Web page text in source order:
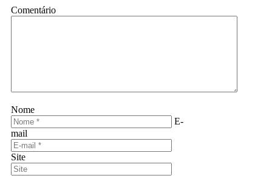
Comentário
Nome
E-
mail
Site